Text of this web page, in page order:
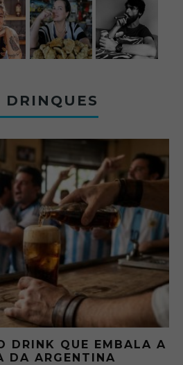
DRINQUES
DRINK QUE EMBALA A
DA ARGENTINA